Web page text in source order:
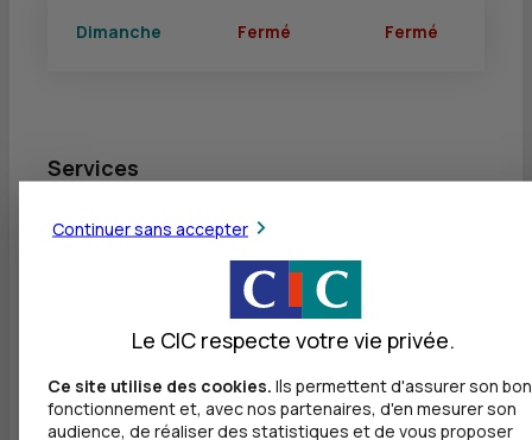
Dimanche Fermé Fermé
Services
Retrait de billets EUR
Dépôt valorisé de billets EUR
Retrait de rouleaux de monnaie EUR
Dépôt de monnaie EUR
Dépôt valorisé de chèques EUR
Continuer sans accepter
Le CIC respecte votre vie privée.
Ce site utilise des cookies. Ils permettent d'assurer son bon
fonctionnement et, avec nos partenaires, d'en mesurer son
audience, de réaliser des statistiques et de vous proposer